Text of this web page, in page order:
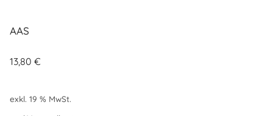
AAS
13,80 €
exkl. 19 % MwSt.